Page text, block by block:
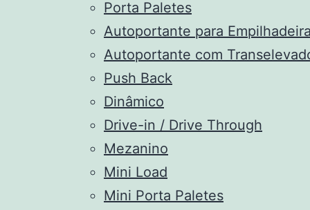
Porta Paletes
Autoportante para
Autoportante com
Push Back
Dinâmico
Drive-in / Drive Through
Mezanino
Mini Load
Mini Porta Paletes